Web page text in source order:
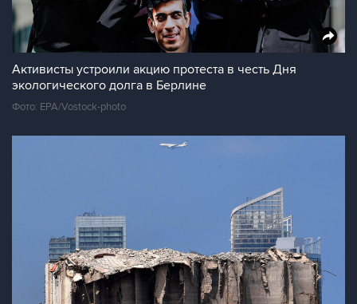
Активисты устроили акцию протеста в честь Дня
экологического долга в Берлине
Фото: EPA/Vostock-photo